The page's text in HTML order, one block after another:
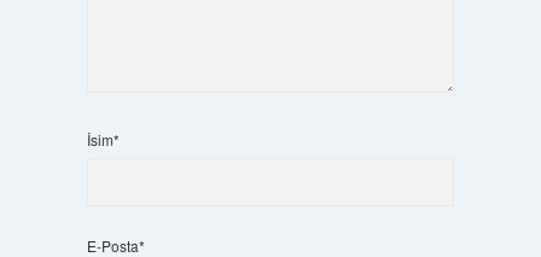
İsim*
E-Posta*